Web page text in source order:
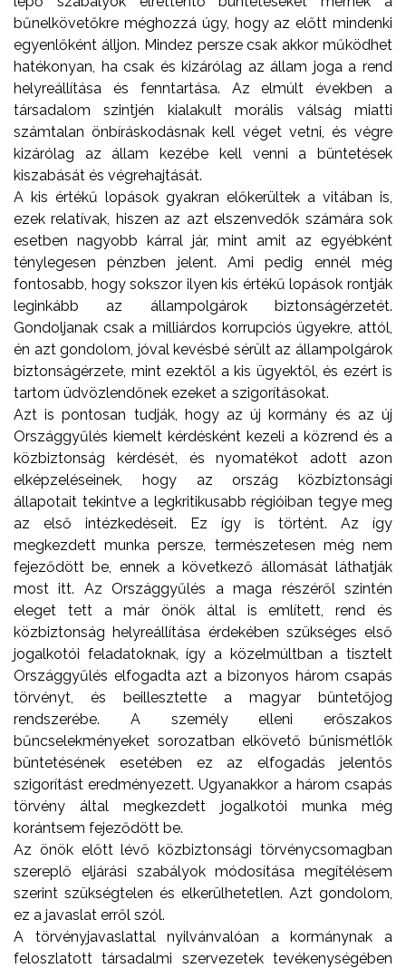
bűnelkövetőkre méghozzá úgy, hogy az előtt mindenki
egyenlőként álljon. Mindez persze csak akkor működhet
hatékonyan, ha csak és kizárólag az állam joga a rend
helyreállítása és fenntartása. Az elmúlt években a
társadalom szintjén kialakult morális válság miatti
számtalan önbíráskodásnak kell véget vetni, és végre
kizárólag az állam kezébe kell venni a büntetések
kiszabását és végrehajtását.
A kis értékű lopások gyakran előkerültek a vitában is,
ezek relatívak, hiszen az azt elszenvedők számára sok
esetben nagyobb kárral jár, mint amit az egyébként
ténylegesen pénzben jelent. Ami pedig ennél még
fontosabb, hogy sokszor ilyen kis értékű lopások rontják
leginkább az állampolgárok biztonságérzetét.
Gondoljanak csak a milliárdos korrupciós ügyekre, attól,
én azt gondolom, jóval kevésbé sérült az állampolgárok
biztonságérzete, mint ezektől a kis ügyektől, és ezért is
tartom üdvözlendőnek ezeket a szigorításokat.
Azt is pontosan tudják, hogy az új kormány és az új
Országgyűlés kiemelt kérdésként kezeli a közrend és a
közbiztonság kérdését, és nyomatékot adott azon
elképzeléseinek, hogy az ország közbiztonsági
állapotait tekintve a legkritikusabb régióiban tegye meg
az első intézkedéseit. Ez így is történt. Az így
megkezdett munka persze, természetesen még nem
fejeződött be, ennek a következő állomását láthatják
most itt. Az Országgyűlés a maga részéről szintén
eleget tett a már önök által is említett, rend és
közbiztonság helyreállítása érdekében szükséges első
jogalkotói feladatoknak, így a közelmúltban a tisztelt
Országgyűlés elfogadta azt a bizonyos három csapás
törvényt, és beillesztette a magyar büntetőjog
rendszerébe. A személy elleni erőszakos
bűncselekményeket sorozatban elkövető bűnismétlők
büntetésének esetében ez az elfogadás jelentős
szigorítást eredményezett. Ugyanakkor a három csapás
törvény által megkezdett jogalkotói munka még
korántsem fejeződött be.
Az önök előtt lévő közbiztonsági törvénycsomagban
szereplő eljárási szabályok módosítása megítélésem
szerint szükségtelen és elkerülhetetlen. Azt gondolom,
ez a javaslat erről szól.
A törvényjavaslattal nyilvánvalóan a kormánynak a
feloszlatott társadalmi szervezetek tevékenységében